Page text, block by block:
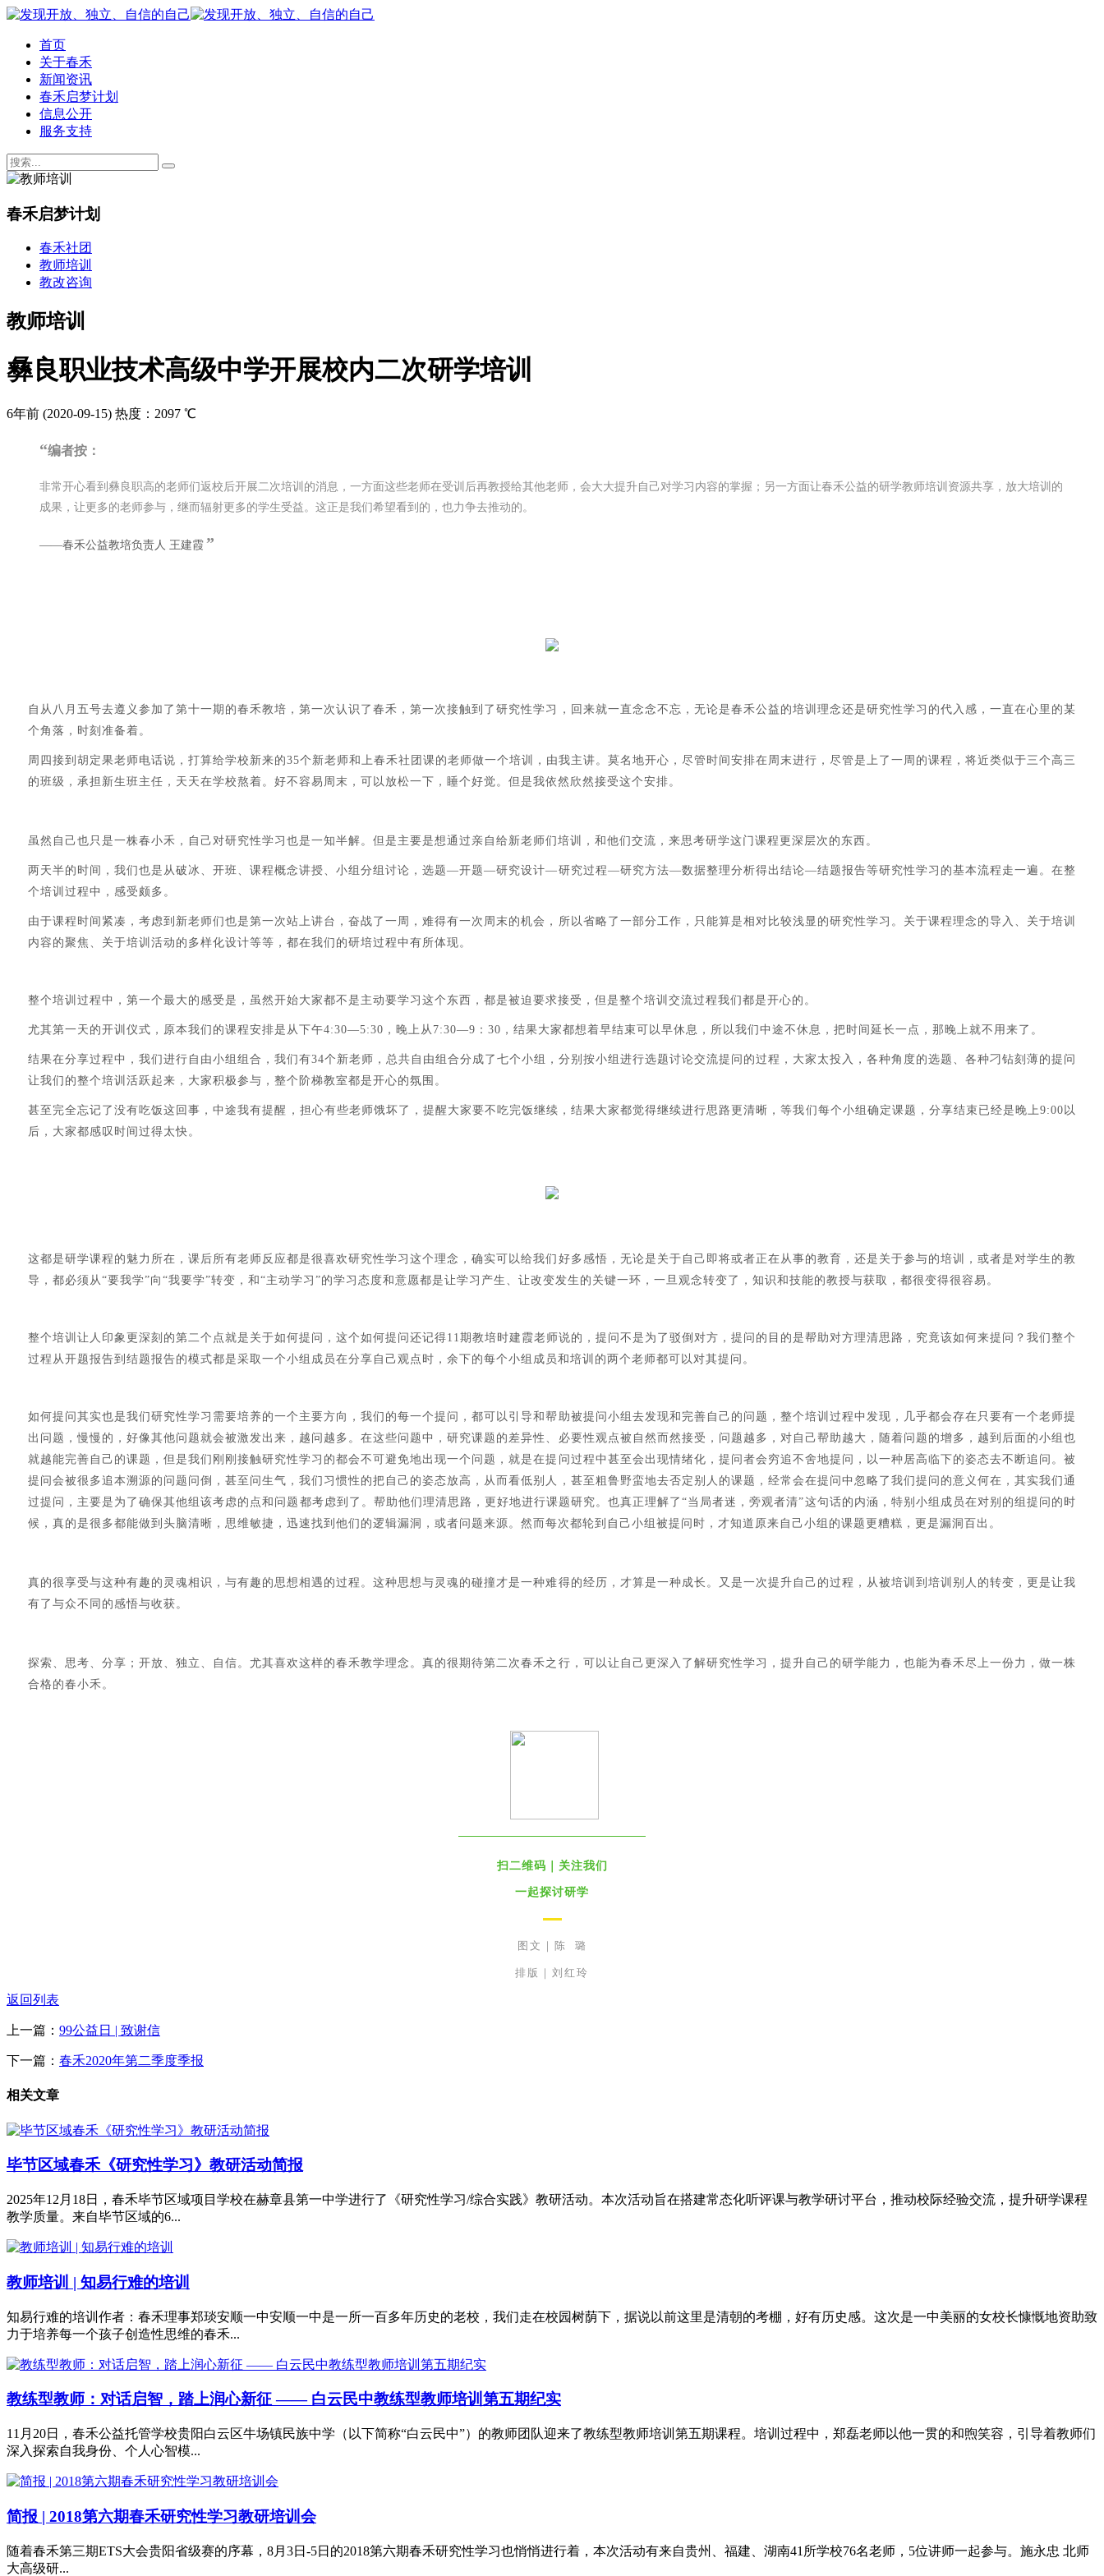
首页
关于春禾
新闻资讯
春禾启梦计划
信息公开
服务支持
春禾启梦计划
春禾社团
教师培训
教改咨询
教师培训
彝良职业技术高级中学开展校内二次研学培训
6年前 (2020-09-15) 热度：2097 ℃
“编者按：
非常开心看到彝良职高的老师们返校后开展二次培训的消息，一方面这些老师在受训后再教授给其他老师，会大大提升自己对学习内容的掌握；另一方面让春禾公益的研学教师培训资源共享，放大培训的
成果，让更多的老师参与，继而辐射更多的学生受益。这正是我们希望看到的，也力争去推动的。
——春禾公益教培负责人 王建霞 ”
自从八月五号去遵义参加了第十一期的春禾教培，第一次认识了春禾，第一次接触到了研究性学习，回来就一直念念不忘，无论是春禾公益的培训理念还是研究性学习的代入感，一直在心里的某
个角落，时刻准备着。
周四接到胡定果老师电话说，打算给学校新来的35个新老师和上春禾社团课的老师做一个培训，由我主讲。莫名地开心，尽管时间安排在周末进行，尽管是上了一周的课程，将近类似于三个高三
的班级，承担新生班主任，天天在学校熬着。好不容易周末，可以放松一下，睡个好觉。但是我依然欣然接受这个安排。
虽然自己也只是一株春小禾，自己对研究性学习也是一知半解。但是主要是想通过亲自给新老师们培训，和他们交流，来思考研学这门课程更深层次的东西。
两天半的时间，我们也是从破冰、开班、课程概念讲授、小组分组讨论，选题—开题—研究设计—研究过程—研究方法—数据整理分析得出结论—结题报告等研究性学习的基本流程走一遍。在整
个培训过程中，感受颇多。
由于课程时间紧凑，考虑到新老师们也是第一次站上讲台，奋战了一周，难得有一次周末的机会，所以省略了一部分工作，只能算是相对比较浅显的研究性学习。关于课程理念的导入、关于培训
内容的聚焦、关于培训活动的多样化设计等等，都在我们的研培过程中有所体现。
整个培训过程中，第一个最大的感受是，虽然开始大家都不是主动要学习这个东西，都是被迫要求接受，但是整个培训交流过程我们都是开心的。
尤其第一天的开训仪式，原本我们的课程安排是从下午4:30—5:30，晚上从7:30—9：30，结果大家都想着早结束可以早休息， 所以我们中途不休息，把时间延长一点，那晚上就不用来了。
结果在分享过程中，我们进行自由小组组合，我们有34个新老师，总共自由组合分成了七个小组，分别按小组进行选题讨论交流提问的过程，大家太投入，各种角度的选题、各种刁钻刻薄的提问
让我们的整个培训活跃起来，大家积极参与，整个阶梯教室都是开心的氛围。
甚至完全忘记了没有吃饭这回事，中途我有提醒，担心有些老师饿坏了，提醒大家要不吃完饭继续，结果大家都觉得继续进行思路更清晰，等我们每个小组确定课题，分享结束已经是晚上9:00以
后，大家都感叹时间过得太快。
这都是研学课程的魅力所在，课后所有老师反应都是很喜欢研究性学习这个理念，确实可以给我们好多感悟，无论是关于自己即将或者正在从事的教育，还是关于参与的培训，或者是对学生的教
导，都必须从“要我学”向“我要学”转变，和“主动学习”的学习态度和意愿都是让学习产生、让改变发生的关键一环，一旦观念转变了，知识和技能的教授与获取，都很变得很容易。
整个培训让人印象更深刻的第二个点就是关于如何提问，这个如何提问还记得11期教培时建霞老师说的，提问不是为了驳倒对方，提问的目的是帮助对方理清思路，究竟该如何来提问？我们整个
过程从开题报告到结题报告的模式都是采取一个小组成员在分享自己观点时，余下的每个小组成员和培训的两个老师都可以对其提问。
如何提问其实也是我们研究性学习需要培养的一个主要方向，我们的每一个提问，都可以引导和帮助被提问小组去发现和完善自己的问题，整个培训过程中发现，几乎都会存在只要有一个老师提
出问题，慢慢的，好像其他问题就会被激发出来，越问越多。在这些问题中，研究课题的差异性、必要性观点被自然而然接受，问题越多，对自己帮助越大，随着问题的增多，越到后面的小组也
就越能完善自己的课题，但是我们刚刚接触研究性学习的都会不可避免地出现一个问题，就是在提问过程中甚至会出现情绪化，提问者会穷追不舍地提问，以一种居高临下的姿态去不断追问。被
提问会被很多追本溯源的问题问倒，甚至问生气，我们习惯性的把自己的姿态放高，从而看低别人，甚至粗鲁野蛮地去否定别人的课题，经常会在提问中忽略了我们提问的意义何在，其实我们通
过提问，主要是为了确保其他组该考虑的点和问题都考虑到了。帮助他们理清思路，更好地进行课题研究。也真正理解了“当局者迷，旁观者清”这句话的内涵，特别小组成员在对别的组提问的时
候，真的是很多都能做到头脑清晰，思维敏捷，迅速找到他们的逻辑漏洞，或者问题来源。 然而每次都轮到自己小组被提问时，才知道原来自己小组的课题更糟糕，更是漏洞百出。
真的很享受与这种有趣的灵魂相识，与有趣的思想相遇的过程。这种思想与灵魂的碰撞才是一种难得的经历，才算是一种成长。又是一次提升自己的过程，从被培训到培训别人的转变，更是让我
有了与众不同的感悟与收获。
探索、思考、分享；开放、独立、自信。尤其喜欢这样的春禾教学理念。真的很期待第二次春禾之行，可以让自己更深入了解研究性学习，提升自己的研学能力， 也能为春禾尽上一份力，做一株
合格的春小禾。
扫二维码｜关注我们
一起探讨研学
图文｜陈 璐
排版｜刘红玲
返回列表
上一篇： 99公益日 | 致谢信
下一篇： 春禾2020年第二季度季报
相关文章
毕节区域春禾《研究性学习》教研活动简报
2025年12月18日，春禾毕节区域项目学校在赫章县第一中学进行了《研究性学习/综合实践》教研活动。本次活动旨在搭建常态化听评课与教学研讨平台，推动校际经验交流，提升研学课程
教学质量。来自毕节区域的6...
教师培训 | 知易行难的培训
知易行难的培训作者：春禾理事郑琰安顺一中安顺一中是一所一百多年历史的老校，我们走在校园树荫下，据说以前这里是清朝的考棚，好有历史感。这次是一中美丽的女校长慷慨地资助致
力于培养每一个孩子创造性思维的春禾...
教练型教师：对话启智，踏上润心新征 —— 白云民中教练型教师培训第五期纪实
11月20日，春禾公益托管学校贵阳白云区牛场镇民族中学（以下简称“白云民中”）的教师团队迎来了教练型教师培训第五期课程。培训过程中，郑磊老师以他一贯的和煦笑容，引导着教师们
深入探索自我身份、个人心智模...
简报 | 2018第六期春禾研究性学习教研培训会
随着春禾第三期ETS大会贵阳省级赛的序幕，8月3日-5日的2018第六期春禾研究性学习也悄悄进行着，本次活动有来自贵州、福建、湖南41所学校76名老师，5位讲师一起参与。施永忠 北师
大高级研...